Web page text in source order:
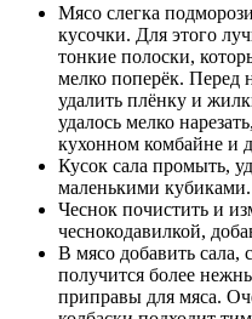
Мясо слегка
кусочки. Для этого
тонкие полоски,
мелко поперёк. Перед
удалить плёнку и
удалось мелко
кухонном комбайне и
Кусок сала промыть,
маленькими кубиками.
Чеснок почистить и
чеснокодавилкой,
В мясо добавить сала,
получится более
приправы для мяса.